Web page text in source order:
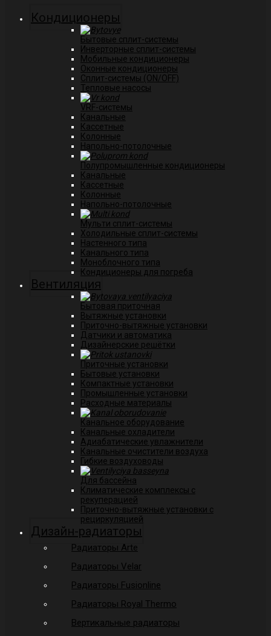
Кондиционеры
Бытовые сплит-системы
Инверторные сплит-системы
Мобильные кондиционеры
Оконные кондиционеры
Сплит-системы (ON/OFF)
Тепловые насосы
VRF-системы
Канальные
Касcетные
Колонные
Напольно-потолочные
Полупромышленные кондиционеры
Канальные
Кассетные
Колонные
Напольно-потолочные
Мульти сплит-системы
Холодильные сплит-системы
Настенного типа
Канального типа
Моноблочного типа
Кондиционеры для погреба
Вентиляция
Бытовая приточная
Вытяжные установки
Приточно-вытяжные установки
Датчики и автоматика
Дизайнерские решётки
Приточные установки
Бытовые установки
Компактные установки
Промышленные установки
Расходные материалы
Канальное оборудование
Канальные охладители
Адиабатические увлажнители
Канальные очистители воздуха
Гибкие воздуховоды
Для бассейна
Климатические комплексы с
рекуперацией
Приточно-вытяжные установки с
рециркуляцией
Дизайн-радиаторы
Радиаторы Arte
Радиаторы Velar
Радиаторы Fusionline
Радиаторы Royal Thermo
Вертикальные радиаторы